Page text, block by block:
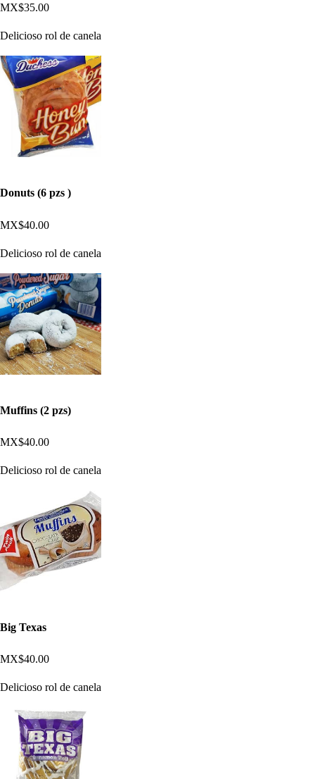
MX$35.00
Delicioso rol de canela
Donuts (6 pzs )
MX$40.00
Delicioso rol de canela
Muffins (2 pzs)
MX$40.00
Delicioso rol de canela
Big Texas
MX$40.00
Delicioso rol de canela